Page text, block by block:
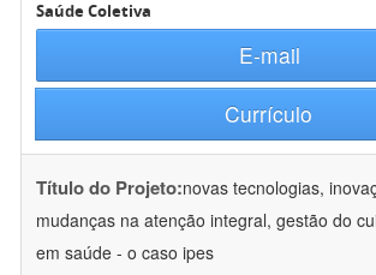
Saúde Coletiva
E-mail
Currículo
Título do Projeto:novas tecnologias,
mudanças na atenção integral, gestão do
em saúde - o caso ipes